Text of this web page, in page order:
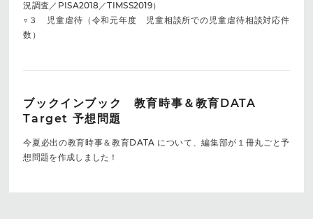
況調査／PISA2018／TIMSS2019）
▽３ 児童虐待（令和元年度 児童相談所での児童虐待相談対応件
数）
ブックインブック 教育時事＆教育DATA
Target 予想問題
今夏必出の教育時事＆教育DATA について、編集部が１冊丸ごと予
想問題を作成しました！